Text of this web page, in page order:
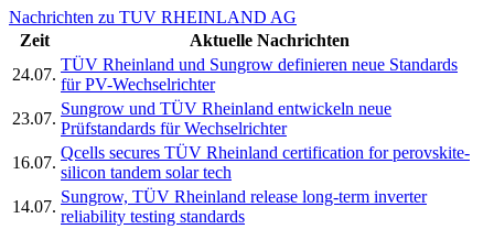
Nachrichten zu TUV RHEINLAND AG
Zeit
Aktuelle Nachrichten
24.07.
TÜV Rheinland und Sungrow definieren neue Standards
für PV-Wechselrichter
23.07.
Sungrow und TÜV Rheinland entwickeln neue
Prüfstandards für Wechselrichter
16.07.
Qcells secures TÜV Rheinland certification for perovskite-
silicon tandem solar tech
14.07.
Sungrow, TÜV Rheinland release long-term inverter
reliability testing standards